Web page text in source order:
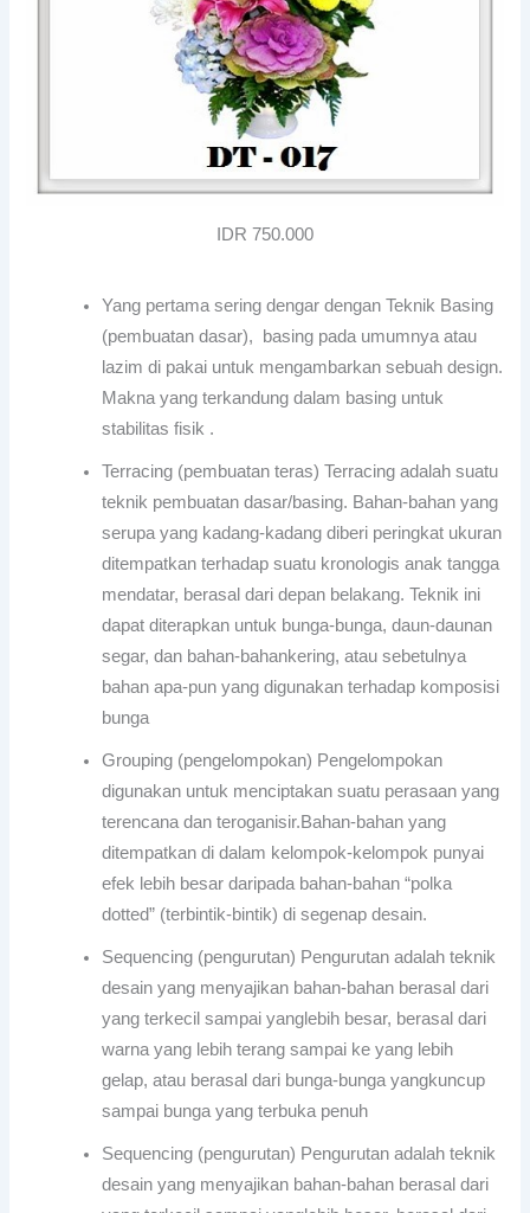
IDR 750.000
Yang pertama sering dengar dengan Teknik Basing
(pembuatan dasar), basing pada umumnya atau
lazim di pakai untuk mengambarkan sebuah design.
Makna yang terkandung dalam basing untuk
stabilitas fisik .
Terracing (pembuatan teras) Terracing adalah suatu
teknik pembuatan dasar/basing. Bahan-bahan yang
serupa yang kadang-kadang diberi peringkat ukuran
ditempatkan terhadap suatu kronologis anak tangga
mendatar, berasal dari depan belakang. Teknik ini
dapat diterapkan untuk bunga-bunga, daun-daunan
segar, dan bahan-bahankering, atau sebetulnya
bahan apa-pun yang digunakan terhadap komposisi
bunga
Grouping (pengelompokan) Pengelompokan
digunakan untuk menciptakan suatu perasaan yang
terencana dan teroganisir.Bahan-bahan yang
ditempatkan di dalam kelompok-kelompok punyai
efek lebih besar daripada bahan-bahan “polka
dotted” (terbintik-bintik) di segenap desain.
Sequencing (pengurutan) Pengurutan adalah teknik
desain yang menyajikan bahan-bahan berasal dari
yang terkecil sampai yanglebih besar, berasal dari
warna yang lebih terang sampai ke yang lebih
gelap, atau berasal dari bunga-bunga yangkuncup
sampai bunga yang terbuka penuh
Sequencing (pengurutan) Pengurutan adalah teknik
desain yang menyajikan bahan-bahan berasal dari